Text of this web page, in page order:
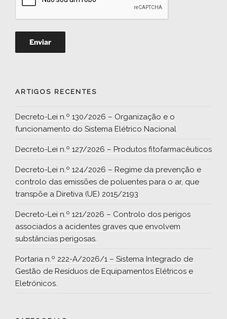
ARTIGOS RECENTES
Decreto-Lei n.º 130/2026 – Organização e o
funcionamento do Sistema Elétrico Nacional
Decreto-Lei n.º 127/2026 – Produtos fitofarmacêuticos
Decreto-Lei n.º 124/2026 – Regime da prevenção e
controlo das emissões de poluentes para o ar, que
transpõe a Diretiva (UE) 2015/2193
Decreto-Lei n.º 121/2026 – Controlo dos perigos
associados a acidentes graves que envolvem
substâncias perigosas.
Portaria n.º 222-A/2026/1 – Sistema Integrado de
Gestão de Resíduos de Equipamentos Elétricos e
Eletrónicos.